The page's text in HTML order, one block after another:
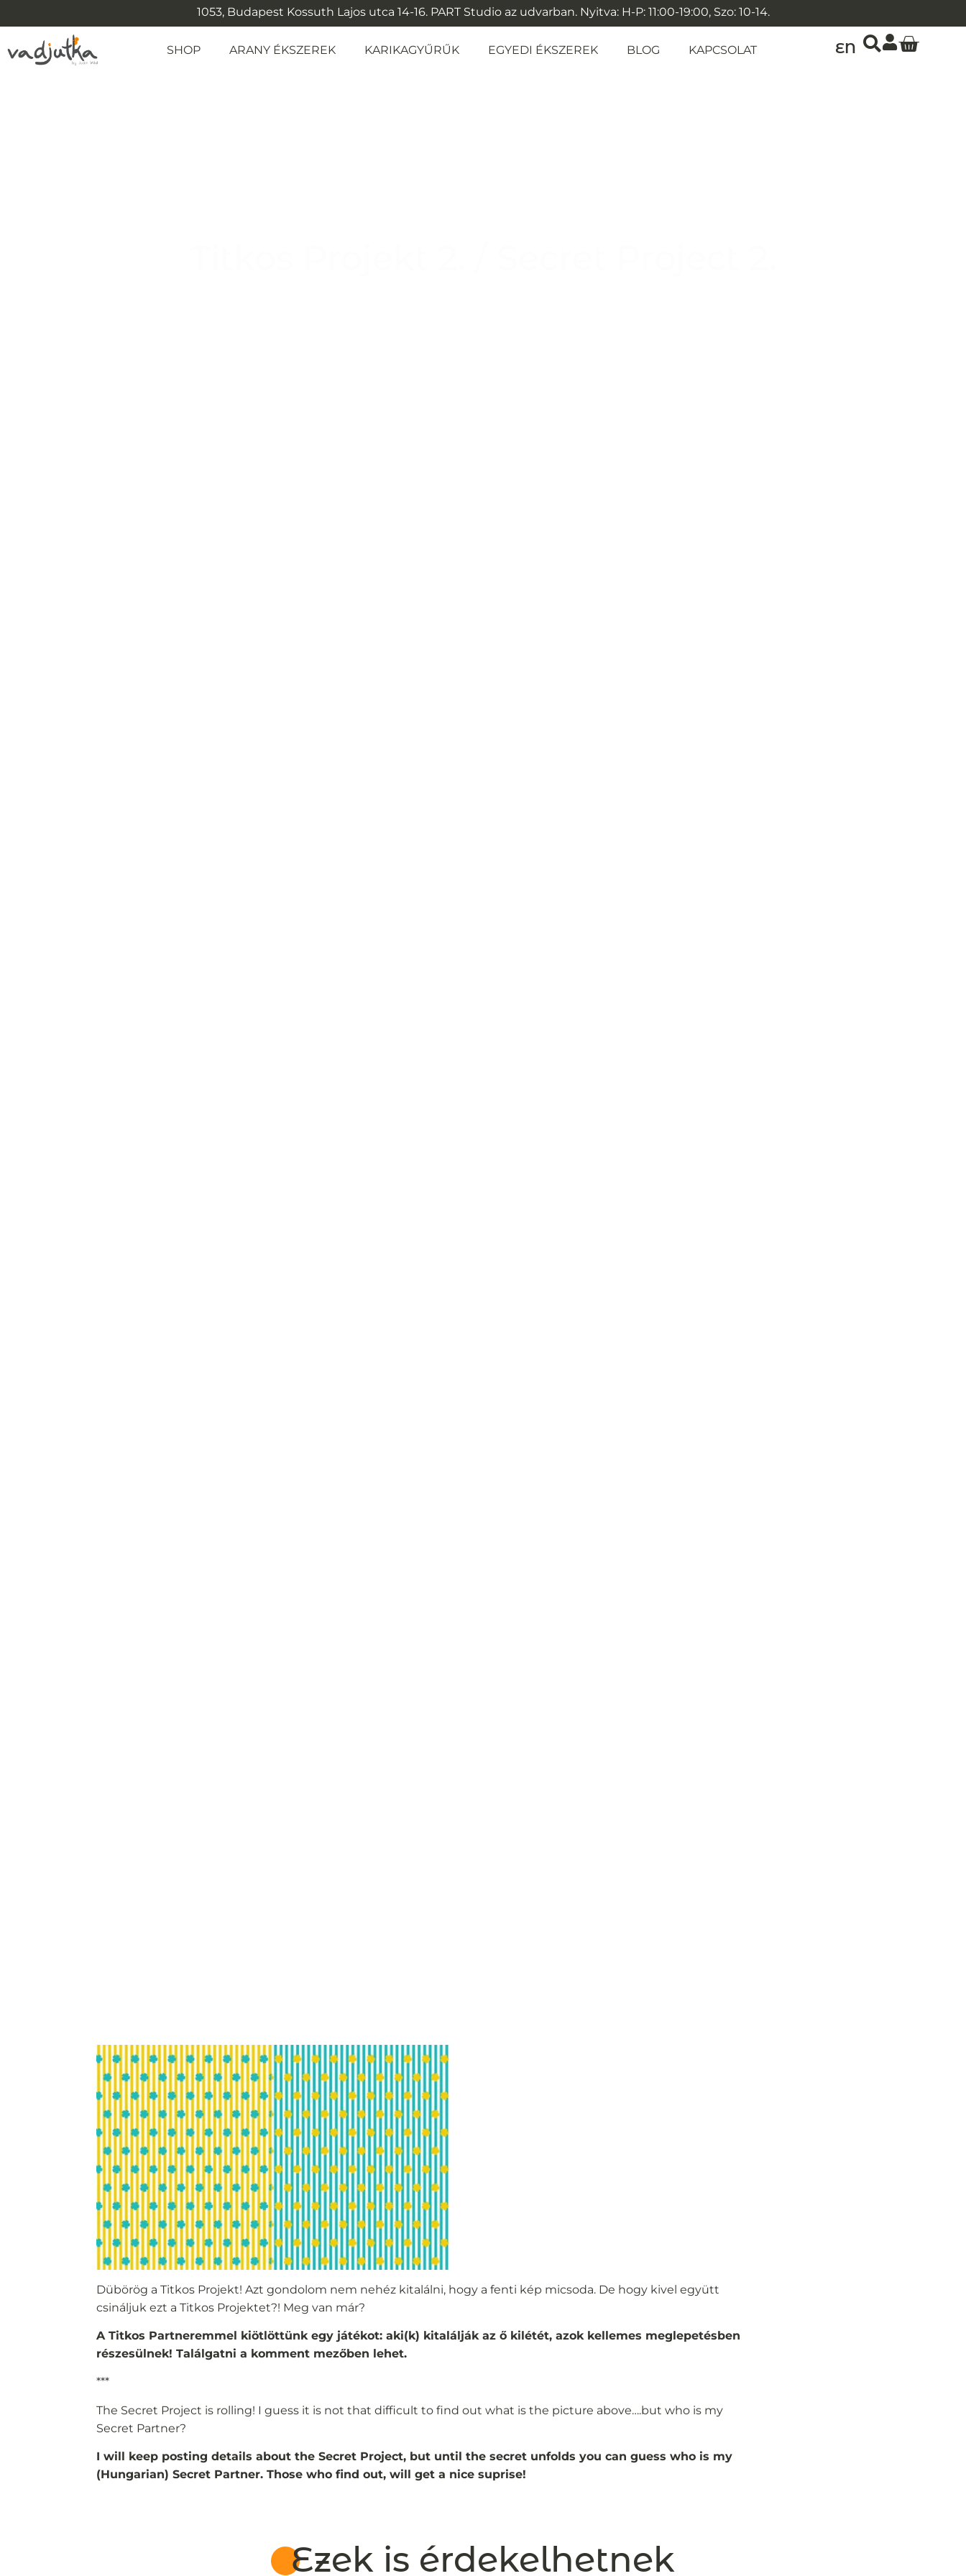
1053, Budapest Kossuth Lajos utca 14-16. PART Studio az udvarban. Nyitva: H-P: 11:00-19:00, Szo: 10-14.
SHOP ARANY ÉKSZEREK KARIKAGYŰRŰK EGYEDI ÉKSZEREK BLOG KAPCSOLAT EN
Dübörög a Titkos Projekt! Azt gondolom nem nehéz kitalálni, hogy a fenti kép micsoda. De hogy kivel együtt
csináljuk ezt a Titkos Projektet?! Meg van már?
A Titkos Partneremmel kiötlöttünk egy játékot: aki(k) kitalálják az ő kilétét, azok kellemes meglepetésben
részesülnek! Találgatni a komment mezőben lehet.
***
The Secret Project is rolling! I guess it is not that difficult to find out what is the picture above….but who is my
Secret Partner?
I will keep posting details about the Secret Project, but until the secret unfolds you can guess who is my
(Hungarian) Secret Partner. Those who find out, will get a nice suprise!
Ezek is érdekelhetnek